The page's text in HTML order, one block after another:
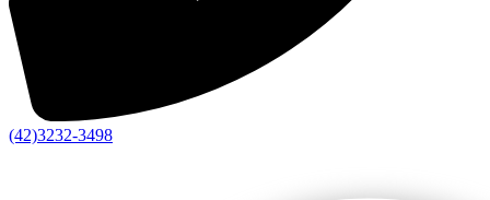
(42)3232-3498